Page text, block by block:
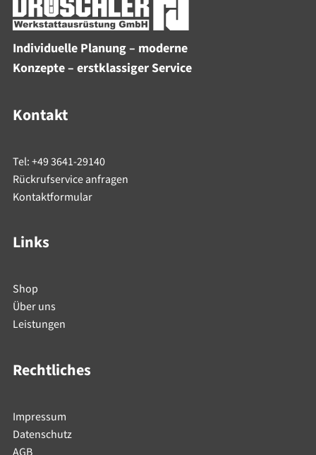
Individuelle Planung – moderne
Konzepte – erstklassiger Service
Kontakt
Tel: +49 3641-29140
Rückrufservice anfragen
Kontaktformular
Links
Shop
Über uns
Leistungen
Rechtliches
Impressum
Datenschutz